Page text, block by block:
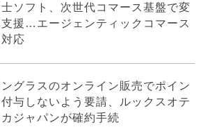
ソフト、次世代コマース基盤で変
援…エージェンティックコマース
応
グラスのオンライン販売でポイン
付与しないよう要請、ルックスオテ
カジャパンが確約手続